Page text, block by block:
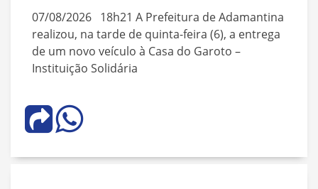
07/08/2026 18h21 A Prefeitura de Adamantina
realizou, na tarde de quinta-feira (6), a entrega
de um novo veículo à Casa do Garoto –
Instituição Solidária